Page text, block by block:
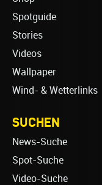
Spotguide
Stories
Videos
Wallpaper
Wind- & Wetterlinks
SUCHEN
News-Suche
Spot-Suche
Video-Suche